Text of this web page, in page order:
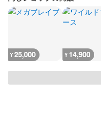
¥25,000 ¥14,900